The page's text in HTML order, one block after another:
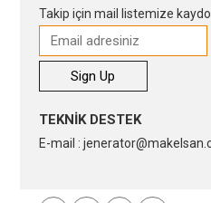
Takip için mail listemize
TEKNİK DESTEK
E-mail :